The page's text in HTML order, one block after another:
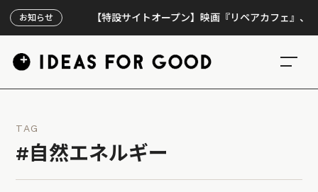
お知らせ【特設サイトオープン】映画『リペアカフェ』、上映300回
TAG
#自然エネルギー